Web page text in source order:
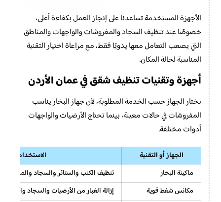
الأجهزة المستخدمة تساعدنا على إنجاز العمل بكفاءة أعلى،
خصوصًا عند تنظيف السجاد والمفروشات والواجهات والمناطق
التي يصعب التعامل معها يدويًا فقط، مع مراعاة اختيار التقنية
المناسبة لحالة المكان.
أجهزة وتقنياتتنظيف شقق في عمان الأردن
نختار الجهاز حسب الخدمة المطلوبة، لأن جهاز البخار يناسب
المفروشات في حالات معينة، بينما تحتاج الأرضيات والواجهات
أدوات مختلفة.
الجهاز أو التقنية
الاستخدام
ماكينة البخار
تنظيف الكنب والستائر والسجاد
مكانس شفط قوية
إزالة الغبار من الأرضيات والسجاد والزوايا.